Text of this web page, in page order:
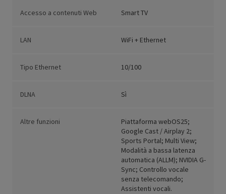
Accesso a contenuti Web Smart TV
LAN WiFi + Ethernet
Tipo Ethernet 10/100
DLNA Sì
Altre funzioni
Piattaforma webOS25;
Google Cast / Airplay 2;
Sports Portal; Multi View;
Modalità a bassa latenza
automatica (ALLM); NVIDIA G-
Sync; Controllo vocale
senza telecomando;
Assistenti vocali.